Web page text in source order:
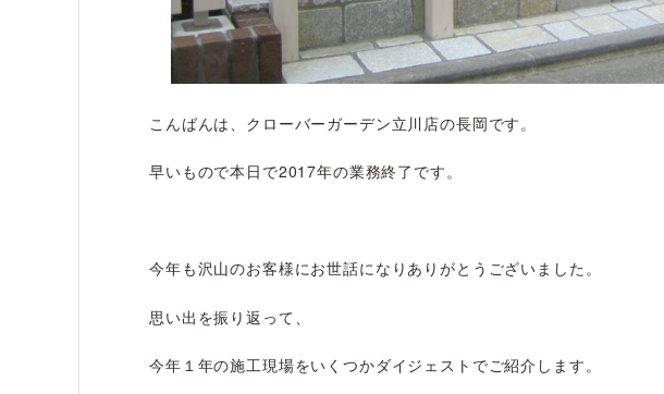
こんばんは、クローバーガーデン立川店の長岡です。
早いもので本日で2017年の業務終了です。
今年も沢山のお客様にお世話になりありがとうございました。
思い出を振り返って、
今年１年の施工現場をいくつかダイジェストでご紹介します。